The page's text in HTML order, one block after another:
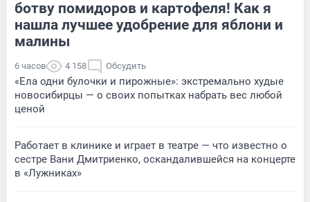
ботву помидоров и картофеля! Как я
нашла лучшее удобрение для яблони и
малины
6 часов 4 158 Обсудить
«Ела одни булочки и пирожные»: экстремально худые
новосибирцы — о своих попытках набрать вес любой
ценой
Работает в клинике и играет в театре — что известно о
сестре Вани Дмитриенко, оскандалившейся на концерте
в «Лужниках»